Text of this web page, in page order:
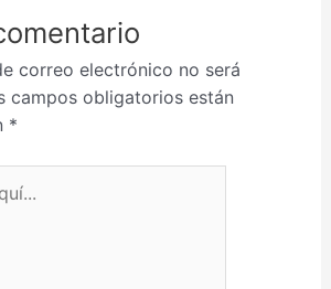
correo electrónico no será
campos obligatorios están
*